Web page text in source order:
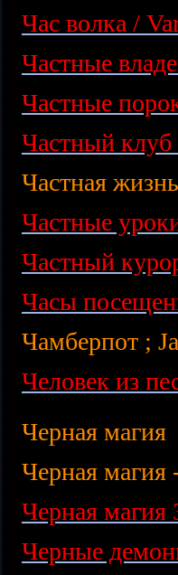
Час волка /
Частные
Частные
Частный
Частная
Частные
Частный
Часы
Чамберпот ;
Человек из
Черная магия
Черная магия
Черная
Черные